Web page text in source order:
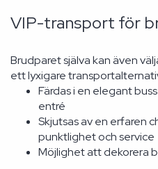
VIP-transport för
Brudparet själva kan även
ett lyxigare
Färdas i en elegant
entré
Skjutsas av en erfaren
punktlighet och service
Möjlighet att dekorera